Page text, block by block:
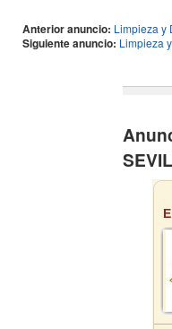
Anterior anuncio: Limpieza y
Siguiente anuncio: Limpieza